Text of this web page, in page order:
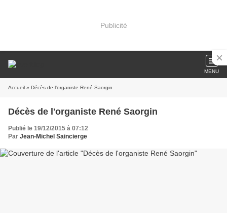
Publicité
MENU
Accueil » Décès de l'organiste René Saorgin
Décès de l'organiste René Saorgin
Publié le 19/12/2015 à 07:12
Par Jean-Michel Saincierge